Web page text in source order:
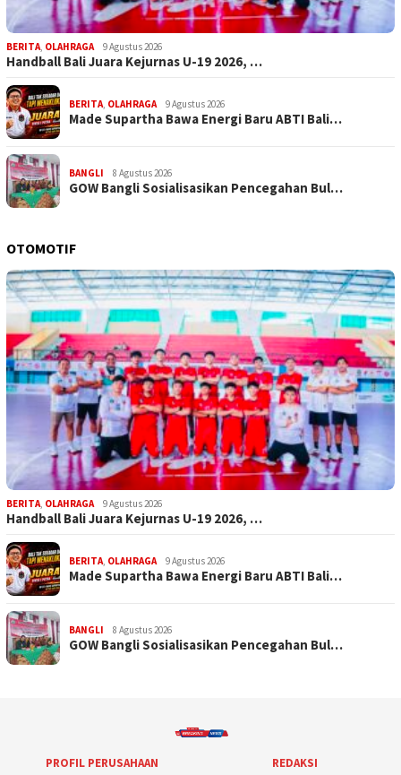
BERITA OLAHRAGA 9 Agustus 2026
Handball Bali Juara Kejurnas U-19 2026, …
BERITA OLAHRAGA 9 Agustus 2026
Made Supartha Bawa Energi Baru ABTI Bali…
BANGLI 8 Agustus 2026
GOW Bangli Sosialisasikan Pencegahan Bul…
OTOMOTIF
BERITA OLAHRAGA 9 Agustus 2026
Handball Bali Juara Kejurnas U-19 2026, …
BERITA OLAHRAGA 9 Agustus 2026
Made Supartha Bawa Energi Baru ABTI Bali…
BANGLI 8 Agustus 2026
GOW Bangli Sosialisasikan Pencegahan Bul…
PROFIL PERUSAHAAN REDAKSI